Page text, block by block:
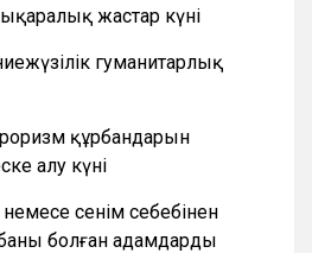
жастар күні
гуманитарлық
құрбандарын
алу күні
сенім себебінен
болған адамдарды